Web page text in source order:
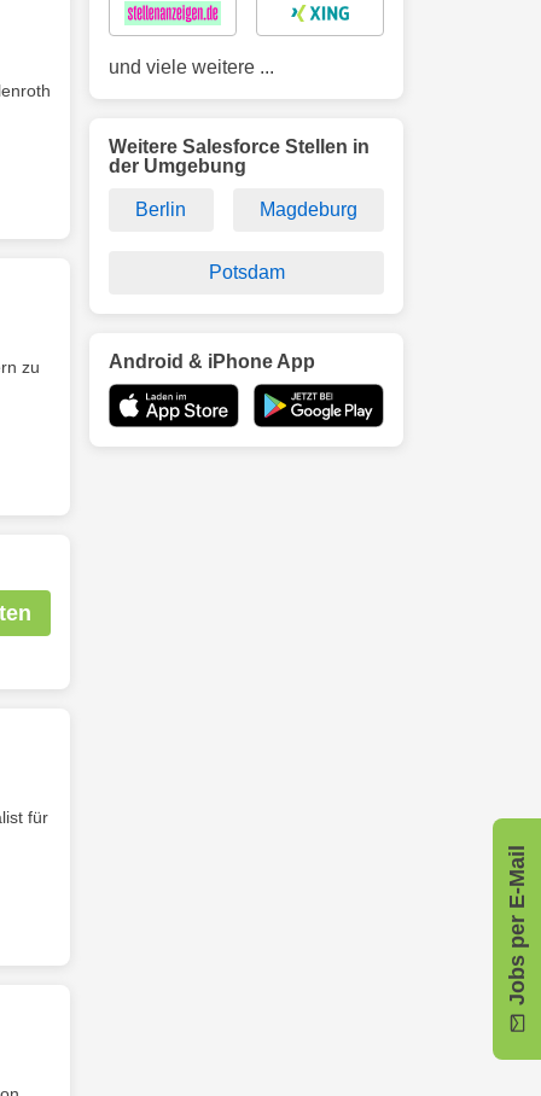
zu
für
Jobs per E-Mail
und viele weitere ...
Weitere Salesforce Stellen in
der Umgebung
Berlin Magdeburg
Potsdam
Android & iPhone App